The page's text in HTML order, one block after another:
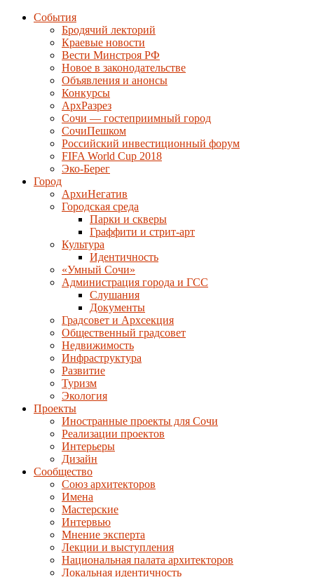
События
Бродячий лекторий
Краевые новости
Вести Минстроя РФ
Новое в законодательстве
Объявления и анонсы
Конкурсы
АрхРазрез
Сочи — гостеприимный город
СочиПешком
Российский инвестиционный форум
FIFA World Cup 2018
Эко-Берег
Город
АрхиНегатив
Городская среда
Парки и скверы
Граффити и стрит-арт
Культура
Идентичность
«Умный Сочи»
Администрация города и ГСС
Слушания
Документы
Градсовет и Архсекция
Общественный градсовет
Недвижимость
Инфраструктура
Развитие
Туризм
Экология
Проекты
Иностранные проекты для Сочи
Реализации проектов
Интерьеры
Дизайн
Сообщество
Союз архитекторов
Имена
Мастерские
Интервью
Мнение эксперта
Лекции и выступления
Национальная палата архитекторов
Локальная идентичность